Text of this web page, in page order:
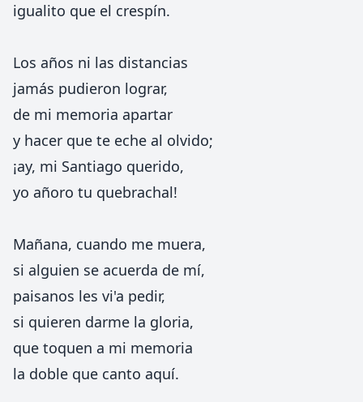
igualito que el crespín.
Los años ni las distancias
jamás pudieron lograr,
de mi memoria apartar
y hacer que te eche al olvido;
¡ay, mi Santiago querido,
yo añoro tu quebrachal!
Mañana, cuando me muera,
si alguien se acuerda de mí,
paisanos les vi'a pedir,
si quieren darme la gloria,
que toquen a mi memoria
la doble que canto aquí.